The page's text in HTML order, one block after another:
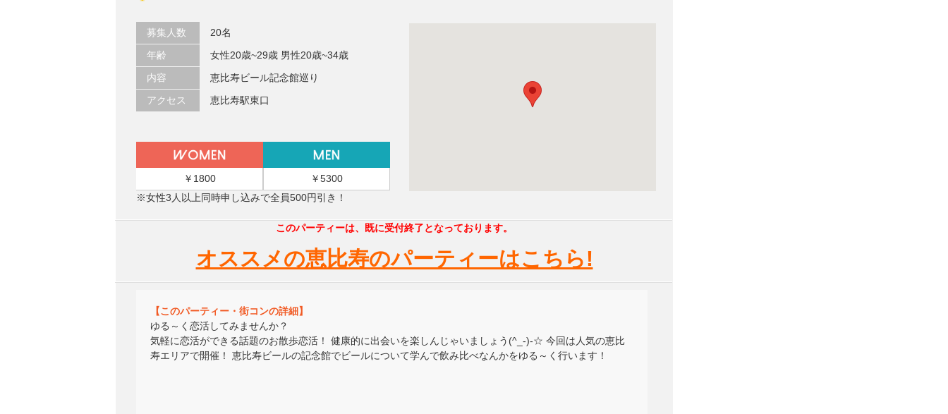
募集人数
20名
年齢
女性20歳~29歳 男性20歳~34歳
内容
恵比寿ビール記念館巡り
アクセス
恵比寿駅東口
￥1800
￥5300
※女性3人以上同時申し込みで全員500円引き！
このパーティーは、既に受付終了となっております。
オススメの恵比寿のパーティーはこちら!
【このパーティー・街コンの詳細】
ゆる～く恋活してみませんか？
気軽に恋活ができる話題のお散歩恋活！ 健康的に出会いを楽しんじゃいましょう(^_-)-☆ 今回は人気の恵比
寿エリアで開催！ 恵比寿ビールの記念館でビールについて学んで飲み比べなんかをゆる～く行います！